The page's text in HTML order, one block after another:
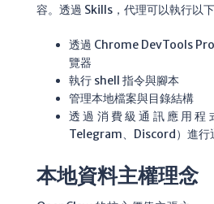
容。透過 Skills，代理可以執行以下
透過 Chrome DevTools
覽器
執行 shell 指令與腳本
管理本地檔案與目錄結構
透過消費級通訊應用程
Telegram、Discord）進行
本地資料主權理念